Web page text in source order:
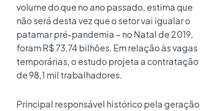
volume do que no ano passado, estima que
não será desta vez que o setor vai igualar o
patamar pré-pandemia – no Natal de 2019,
foram R$ 73,74 bilhões. Em relação às vagas
temporárias, o estudo projeta a contratação
de 98,1 mil trabalhadores.
Principal responsável histórico pela geração